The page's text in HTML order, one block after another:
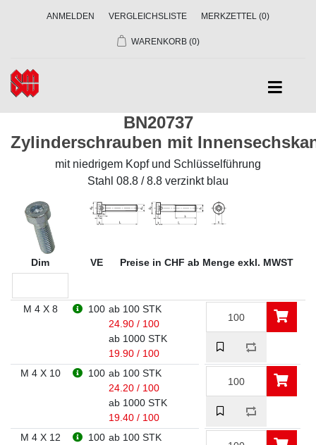
ANMELDEN VERGLEICHSLISTE MERKZETTEL (0)
WARENKORB (0)
BN20737
Zylinderschrauben mit
mit niedrigem Kopf und Schlüsselführung
Stahl 08.8 / 8.8 verzinkt blau
Dim VE Preise in CHF ab Menge exkl. MWST
M 4 X 8 100 ab 100 STK
24.90 / 100
ab 1000 STK
19.90 / 100
M 4 X 10
100 ab 100 STK
24.20 / 100
ab 1000 STK
19.40 / 100
M 4 X 12
100 ab 100 STK